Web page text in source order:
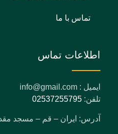
تماس با ما
اطلاعات تماس
ایمیل : info@gmail.com
تلفن: 02537255795
آدرس: ایران – قم – مسجد